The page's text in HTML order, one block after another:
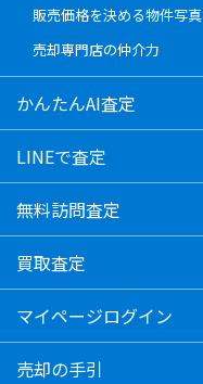
販売価格を決める物件写真
売却専門店の仲介力
かんたんAI査定
LINEで査定
無料訪問査定
買取査定
マイページログイン
売却の手引